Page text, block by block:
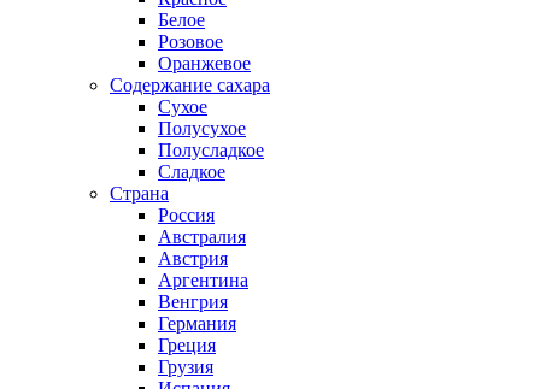
Белое
Розовое
Оранжевое
Содержание сахара
Сухое
Полусухое
Полусладкое
Сладкое
Страна
Россия
Австралия
Австрия
Аргентина
Венгрия
Германия
Греция
Грузия